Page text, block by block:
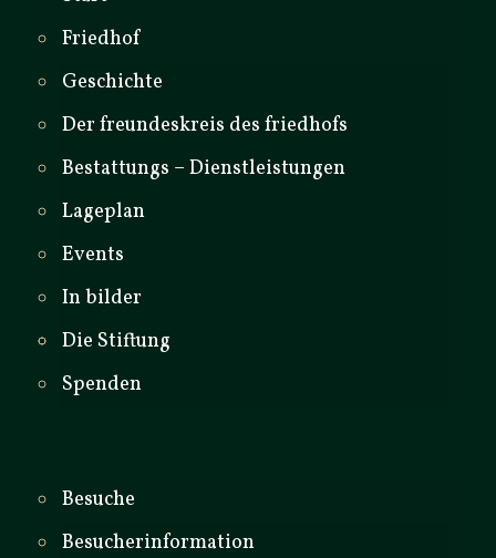
Friedhof
Geschichte
Der freundeskreis des friedhofs
Bestattungs – Dienstleistungen
Lageplan
Events
In bilder
Die Stiftung
Spenden
Besuche
Besucherinformation